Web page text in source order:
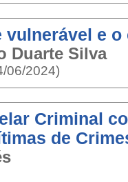
vulnerável e o
Duarte Silva
06/2024)
Criminal
de